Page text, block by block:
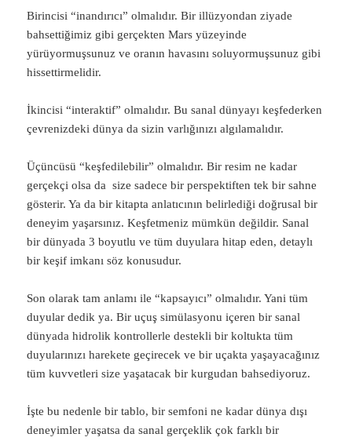
Birincisi “inandırıcı” olmalıdır. Bir illüzyondan ziyade
bahsettiğimiz gibi gerçekten Mars yüzeyinde
yürüyormuşsunuz ve oranın havasını soluyormuşsunuz gibi
hissettirmelidir.
İkincisi “interaktif” olmalıdır. Bu sanal dünyayı keşfederken
çevrenizdeki dünya da sizin varlığınızı algılamalıdır.
Üçüncüsü “keşfedilebilir” olmalıdır. Bir resim ne kadar
gerçekçi olsa da size sadece bir perspektiften tek bir sahne
gösterir. Ya da bir kitapta anlatıcının belirlediği doğrusal bir
deneyim yaşarsınız. Keşfetmeniz mümkün değildir. Sanal
bir dünyada 3 boyutlu ve tüm duyulara hitap eden, detaylı
bir keşif imkanı söz konusudur.
Son olarak tam anlamı ile “kapsayıcı” olmalıdır. Yani tüm
duyular dedik ya. Bir uçuş simülasyonu içeren bir sanal
dünyada hidrolik kontrollerle destekli bir koltukta tüm
duyularınızı harekete geçirecek ve bir uçakta yaşayacağınız
tüm kuvvetleri size yaşatacak bir kurgudan bahsediyoruz.
İşte bu nedenle bir tablo, bir semfoni ne kadar dünya dışı
deneyimler yaşatsa da sanal gerçeklik çok farklı bir